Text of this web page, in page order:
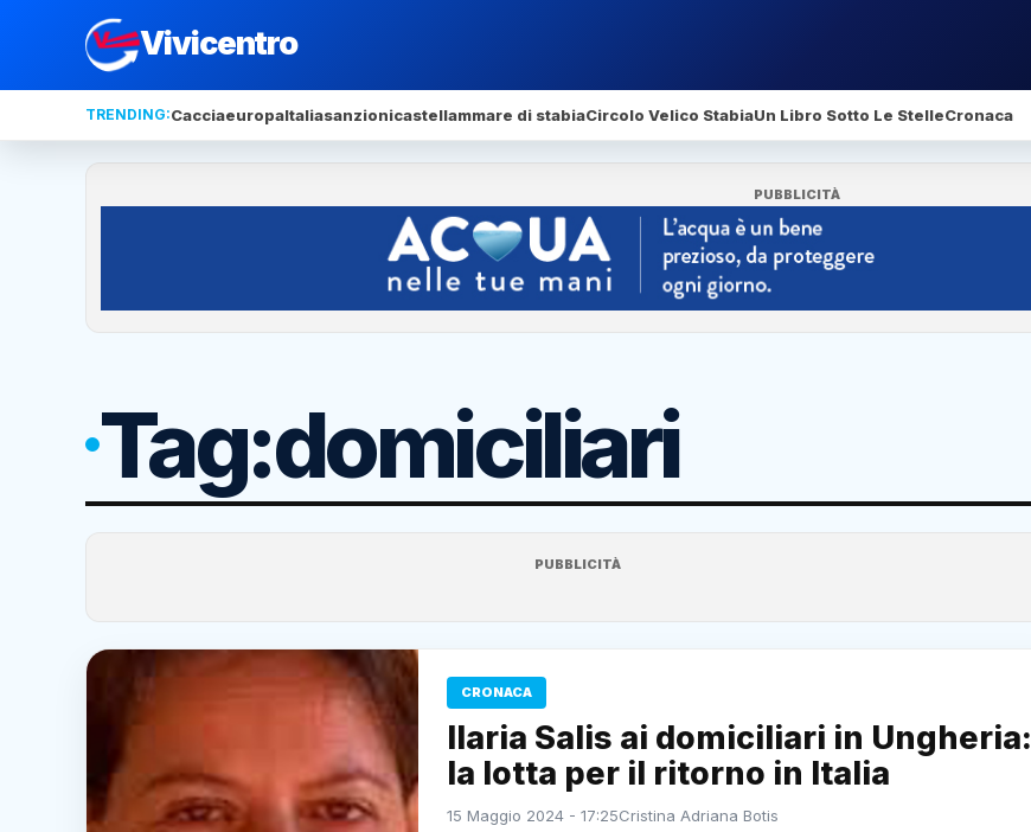
Vivicentro
TRENDING:CacciaeuropaItaliasanzionicastellammare di stabiaCircolo Velico StabiaUn Libro Sotto Le StelleCronaca
PUBBLICITÀ
Tag:domiciliari
PUBBLICITÀ
CRONACA
Ilaria Salis ai domiciliari in Ungheria:
la lotta per il ritorno in Italia
15 Maggio 2024 - 17:25Cristina Adriana Botis